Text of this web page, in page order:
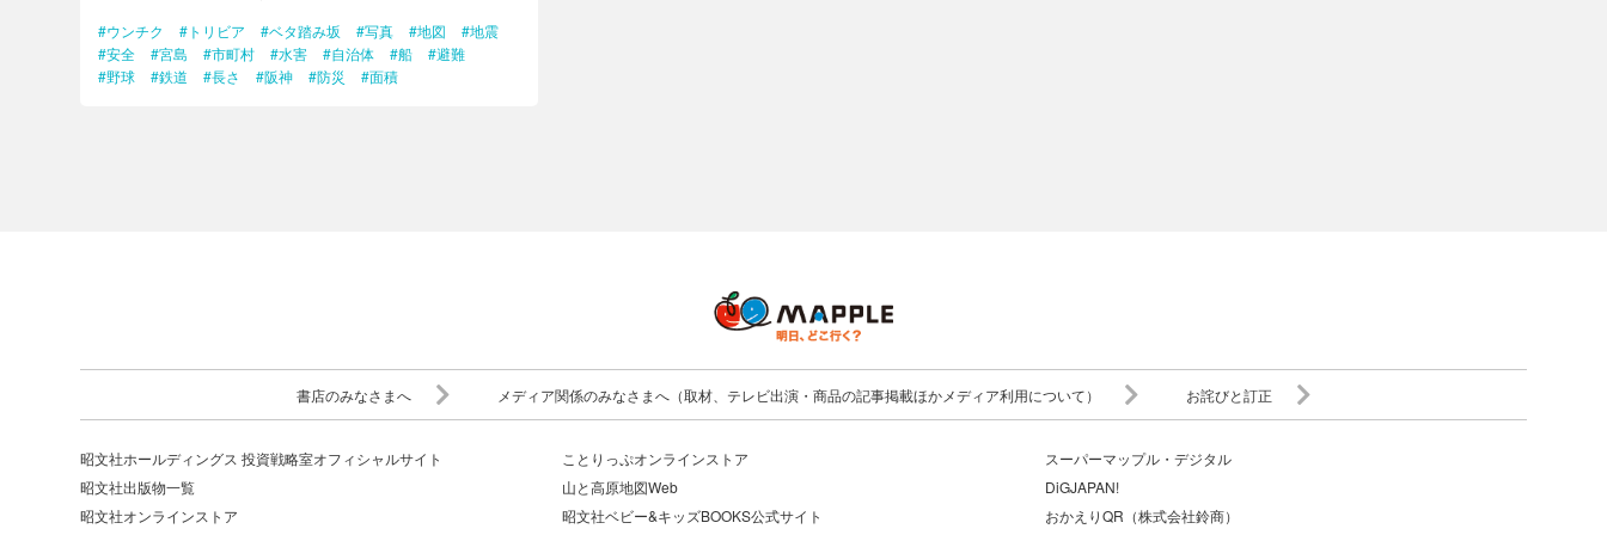
#ウンチク
#トリビア #ベタ踏み坂 #写真 #地図
#地震
#安全
#宮島 #市町村 #水害 #自治体 #船
#避難
#野球
#鉄道 #長さ #阪神 #防災 #面積
書店のみなさまへ メディア関係のみなさまへ（取材、テレビ出演・商品の記事掲載ほかメディア利用について） お詫びと訂正
昭文社ホールディングス 投資戦略室オフィシャルサイト
昭文社出版物一覧
昭文社オンラインストア
ことりっぷオンラインストア
山と高原地図Web
昭文社ベビー&キッズBOOKS公式サイト
スーパーマップル・デジタル
DiGJAPAN!
おかえりQR（株式会社鈴商）